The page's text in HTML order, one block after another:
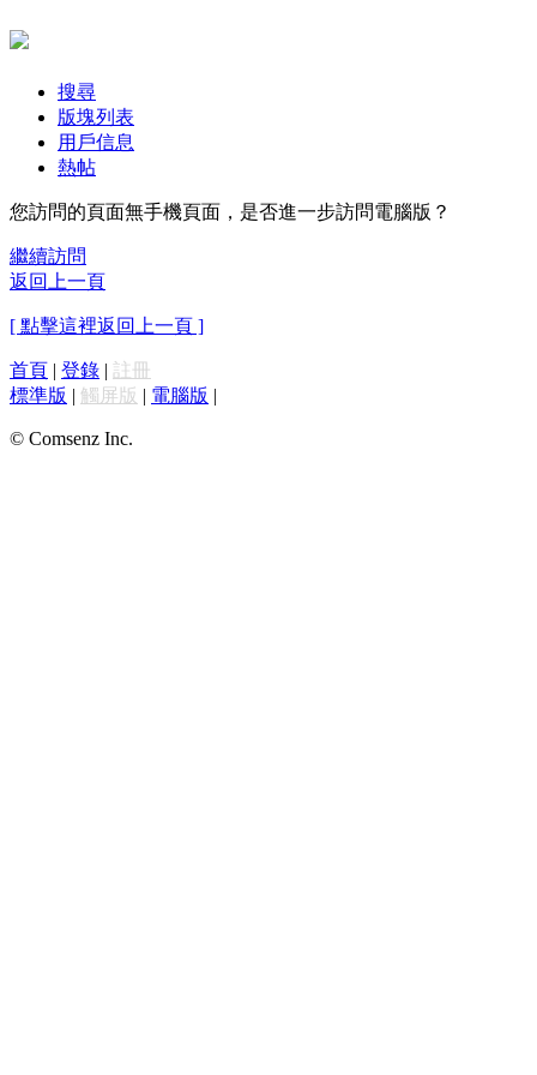
搜尋
版塊列表
用戶信息
熱帖
您訪問的頁面無手機頁面，是否進一步訪問電腦版？
繼續訪問
返回上一頁
[ 點擊這裡返回上一頁 ]
首頁 | 登錄 | 註冊
標準版 | 觸屏版 | 電腦版 |
© Comsenz Inc.